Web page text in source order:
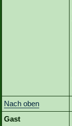
Nach oben
Gast